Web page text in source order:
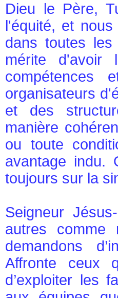
Dieu le Père,
l'équité, et
dans toutes les
mérite d'avoir
organisateurs
et des
manière
ou toute
avantage indu.
toujours sur la
Seigneur
autres comme
demandons
Affronte ceux
d’exploiter les